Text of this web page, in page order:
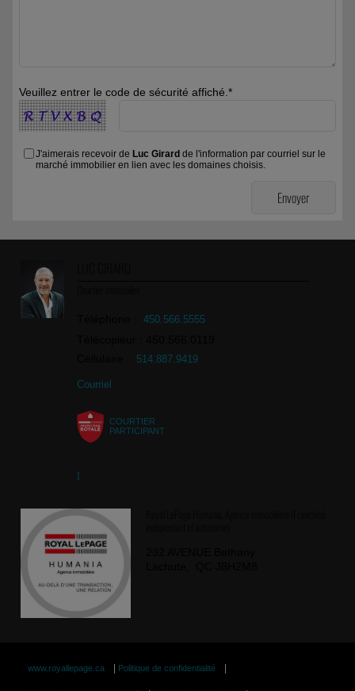
Veuillez entrer le code de sécurité affiché.*
J'aimerais recevoir de Luc Girard de l'information par courriel sur le
marché immobilier en lien avec les domaines choisis.
Téléphone :450.566.5555
514.887.9419
Courriel
COURTIER
PARTICIPANT
www.royallepage.ca Politique de confidentialité